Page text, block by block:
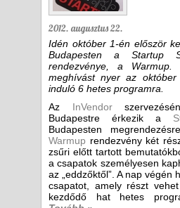
2012. augusztus 22.
Idén október 1-én először
Budapesten a Startup
rendezvénye, a
meghívást nyer az október
induló 6 hetes programra.
Az InVendor
Budapestre érkezik a
Budapesten
Warmup rendezvény két
zsűri előtt tartott
a csapatok személyesen
az „eddzőktől”. A nap végén
csapatot, amely részt
kezdődő hat hetes